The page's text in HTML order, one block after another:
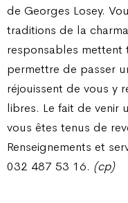
de Georges Losey.
traditions de la
responsables
permettre de passer
réjouissent de vous y
libres. Le fait de venir
vous êtes tenus de
Renseignements et
032 487 53 16. (cp)